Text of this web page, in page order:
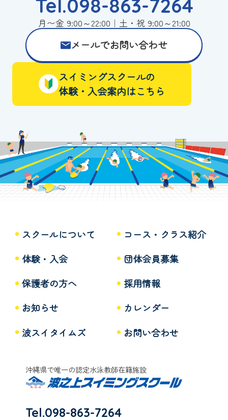
Tel.098-863-7264
月〜金 9:00～22:00｜土・祝 9:00～21:00
メールでお問い合わせ
スイミングスクールの
体験・入会案内はこちら
スクールについて
コース・クラス紹介
体験・入会
団体会員募集
保護者の方へ
採用情報
お知らせ
カレンダー
波スイタイムズ
お問い合わせ
沖縄県で唯一の認定水泳教師在籍施設
Tel.098-863-7264